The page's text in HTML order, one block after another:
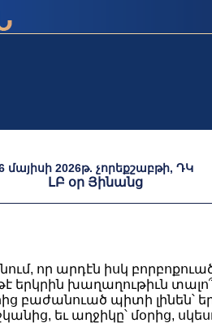
մայիսի 2026թ. չորեքշաբթի, ԴԿ
ԼԲ օր Յինանց
որ արդէն իսկ
խաղաղութիւն տալո՞ւ
բաժանուած պիտի լինեն՝
եւ աղջիկը՝ մօրից,